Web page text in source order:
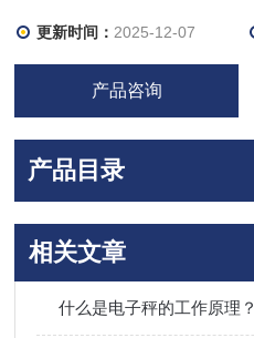
更新时间： 2025-12-07
产品咨询
产品目录
相关文章
什么是电子秤的工作原理？